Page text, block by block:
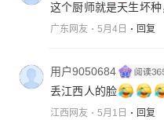
这个厨师就是天生坏种
广东网友 5月4日 回复
用户9050684
丢江西人的脸
江西网友 5月1日 回复